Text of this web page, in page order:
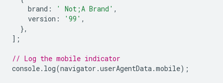
brand : ' Not;A Brand' ,
version : '99' ,
},
];
// Log the mobile indicator
console. log(navigator .userAgentData.mobile);